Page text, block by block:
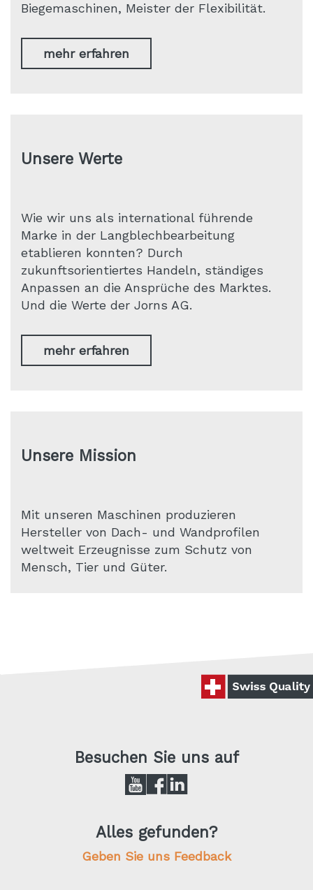
Biegemaschinen, Meister der Flexibilität.
mehr erfahren
Unsere Werte
Wie wir uns als international führende
Marke in der Langblechbearbeitung
etablieren konnten? Durch
zukunftsorientiertes Handeln, ständiges
Anpassen an die Ansprüche des Marktes.
Und die Werte der Jorns AG.
mehr erfahren
Unsere Mission
Mit unseren Maschinen produzieren
Hersteller von Dach- und Wandprofilen
weltweit Erzeugnisse zum Schutz von
Mensch, Tier und Güter.
Besuchen Sie uns auf
Alles gefunden?
Geben Sie uns Feedback